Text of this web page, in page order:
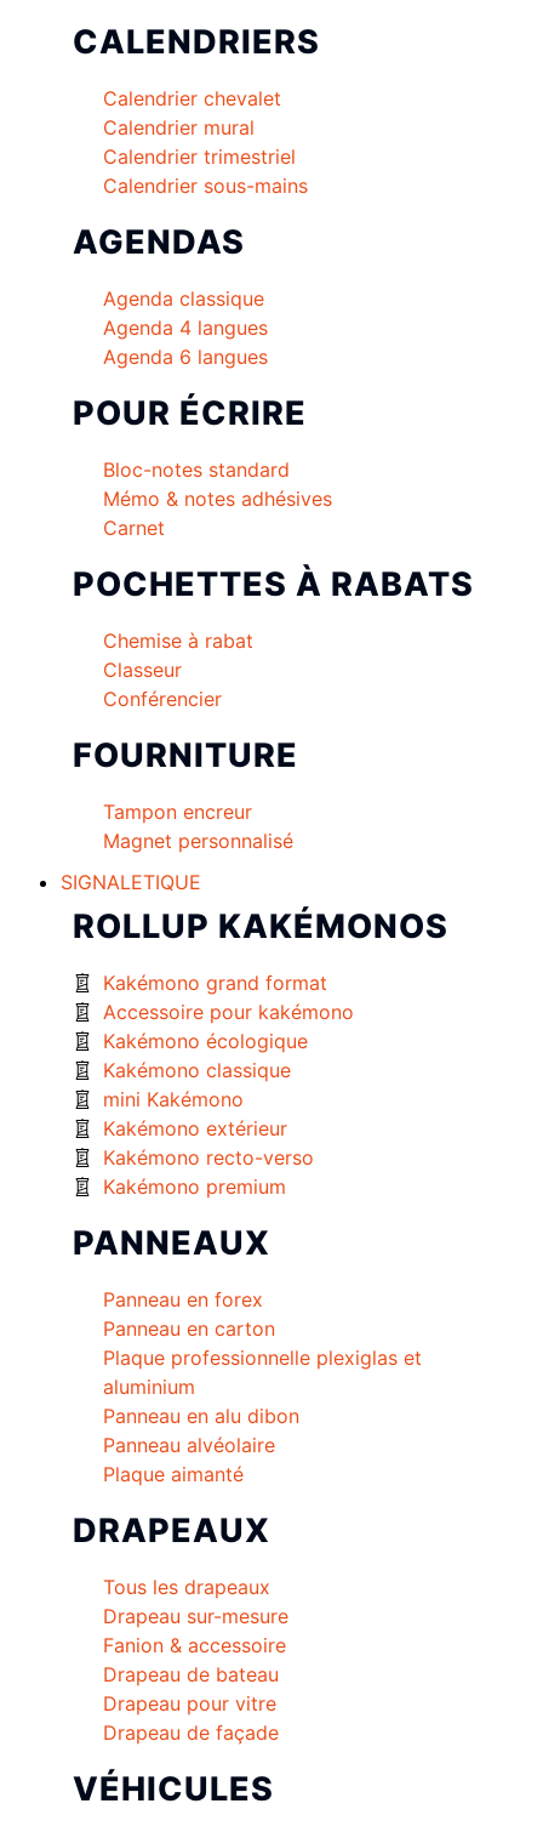
CALENDRIERS
Calendrier chevalet
Calendrier mural
Calendrier trimestriel
Calendrier sous-mains
AGENDAS
Agenda classique
Agenda 4 langues
Agenda 6 langues
POUR ÉCRIRE
Bloc-notes standard
Mémo & notes adhésives
Carnet
POCHETTES À RABATS
Chemise à rabat
Classeur
Conférencier
FOURNITURE
Tampon encreur
Magnet personnalisé
SIGNALETIQUE
ROLLUP KAKÉMONOS
Kakémono grand format
Accessoire pour kakémono
Kakémono écologique
Kakémono classique
mini Kakémono
Kakémono extérieur
Kakémono recto-verso
Kakémono premium
PANNEAUX
Panneau en forex
Panneau en carton
Plaque professionnelle plexiglas et
aluminium
Panneau en alu dibon
Panneau alvéolaire
Plaque aimanté
DRAPEAUX
Tous les drapeaux
Drapeau sur-mesure
Fanion & accessoire
Drapeau de bateau
Drapeau pour vitre
Drapeau de façade
VÉHICULES